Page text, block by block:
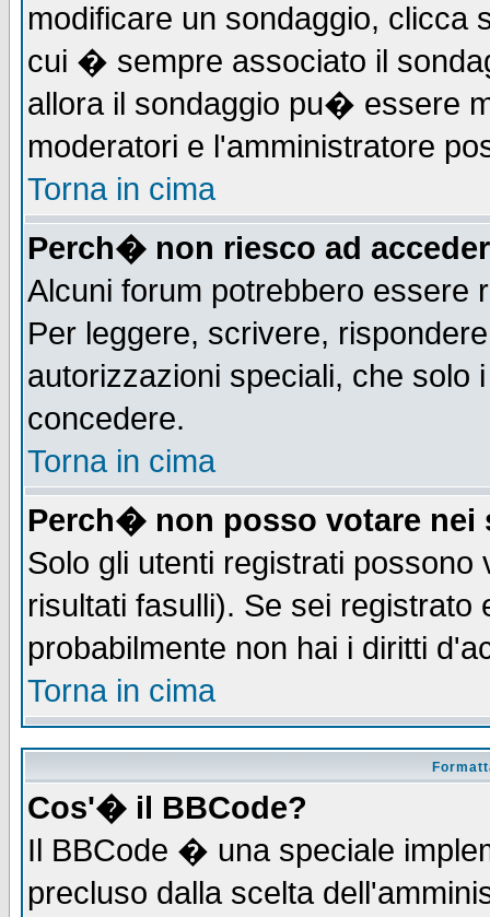
modificare un sondaggio, clicca
cui � sempre associato il
allora il sondaggio pu� essere
moderatori e l'amministratore
Torna in cima
Perch� non riesco ad
Alcuni forum potrebbero essere
Per leggere, scrivere,
autorizzazioni speciali, che solo
concedere.
Torna in cima
Perch� non posso votare nei
Solo gli utenti registrati
risultati fasulli). Se sei
probabilmente non hai i diritti
Torna in cima
Cos'� il BBCode?
Il BBCode � una speciale
precluso dalla scelta